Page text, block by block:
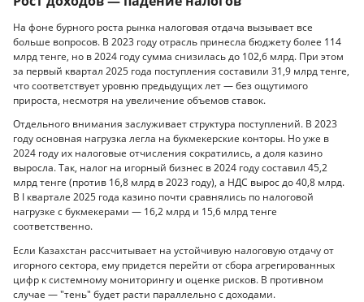
На фоне бурного роста рынка налоговая отдача вызывает все
больше вопросов. В 2023 году отрасль принесла бюджету более 114
млрд тенге, но в 2024 году сумма снизилась до 102,6 млрд. При этом
за первый квартал 2025 года поступления составили 31,9 млрд тенге,
что соответствует уровню предыдущих лет — без ощутимого
прироста, несмотря на увеличение объемов ставок.
Отдельного внимания заслуживает структура поступлений. В 2023
году основная нагрузка легла на букмекерские конторы. Но уже в
2024 году их налоговые отчисления сократились, а доля казино
выросла. Так, налог на игорный бизнес в 2024 году составил 45,2
млрд тенге (против 16,8 млрд в 2023 году), а НДС вырос до 40,8 млрд.
В I квартале 2025 года казино почти сравнялись по налоговой
нагрузке с букмекерами — 16,2 млрд и 15,6 млрд тенге
соответственно.
Если Казахстан рассчитывает на устойчивую налоговую отдачу от
игорного сектора, ему придется перейти от сбора агрегированных
цифр к системному мониторингу и оценке рисков. В противном
случае — "тень" будет расти параллельно с доходами.